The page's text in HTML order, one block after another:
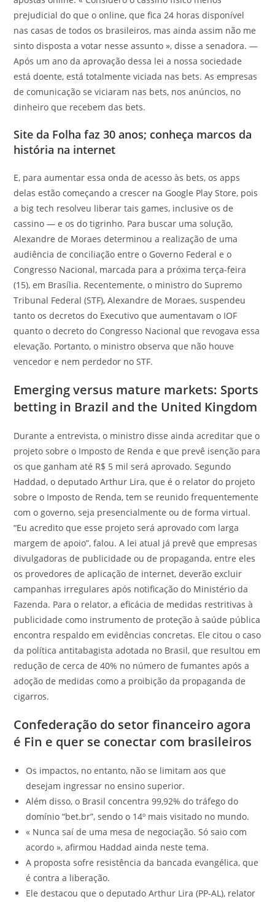
prejudicial do que o online, que fica 24 horas disponível
nas casas de todos os brasileiros, mas ainda assim não me
sinto disposta a votar nesse assunto », disse a senadora. —
Após um ano da aprovação dessa lei a nossa sociedade
está doente, está totalmente viciada nas bets. As empresas
de comunicação se viciaram nas bets, nos anúncios, no
dinheiro que recebem das bets.
Site da Folha faz 30 anos; conheça marcos da
história na internet
E, para aumentar essa onda de acesso às bets, os apps
delas estão começando a crescer na Google Play Store, pois
a big tech resolveu liberar tais games, inclusive os de
cassino — e os do tigrinho. Para buscar uma solução,
Alexandre de Moraes determinou a realização de uma
audiência de conciliação entre o Governo Federal e o
Congresso Nacional, marcada para a próxima terça-feira
(15), em Brasília. Recentemente, o ministro do Supremo
Tribunal Federal (STF), Alexandre de Moraes, suspendeu
tanto os decretos do Executivo que aumentavam o IOF
quanto o decreto do Congresso Nacional que revogava essa
elevação. Portanto, o ministro observa que não houve
vencedor e nem perdedor no STF.
Emerging versus mature markets: Sports
betting in Brazil and the United Kingdom
Durante a entrevista, o ministro disse ainda acreditar que o
projeto sobre o Imposto de Renda e que prevê isenção para
os que ganham até R$ 5 mil será aprovado. Segundo
Haddad, o deputado Arthur Lira, que é o relator do projeto
sobre o Imposto de Renda, tem se reunido frequentemente
com o governo, seja presencialmente ou de forma virtual.
“Eu acredito que esse projeto será aprovado com larga
margem de apoio”, falou. A lei atual já prevê que empresas
divulgadoras de publicidade ou de propaganda, entre eles
os provedores de aplicação de internet, deverão excluir
campanhas irregulares após notificação do Ministério da
Fazenda. Para o relator, a eficácia de medidas restritivas à
publicidade como instrumento de proteção à saúde pública
encontra respaldo em evidências concretas. Ele citou o caso
da política antitabagista adotada no Brasil, que resultou em
redução de cerca de 40% no número de fumantes após a
adoção de medidas como a proibição da propaganda de
cigarros.
Confederação do setor financeiro agora
é Fin e quer se conectar com brasileiros
Os impactos, no entanto, não se limitam aos que
desejam ingressar no ensino superior.
Além disso, o Brasil concentra 99,92% do tráfego do
domínio “bet.br”, sendo o 14º mais visitado no mundo.
« Nunca saí de uma mesa de negociação. Só saio com
acordo », afirmou Haddad ainda neste tema.
A proposta sofre resistência da bancada evangélica, que
é contra a liberação.
Ele destacou que o deputado Arthur Lira (PP-AL), relator